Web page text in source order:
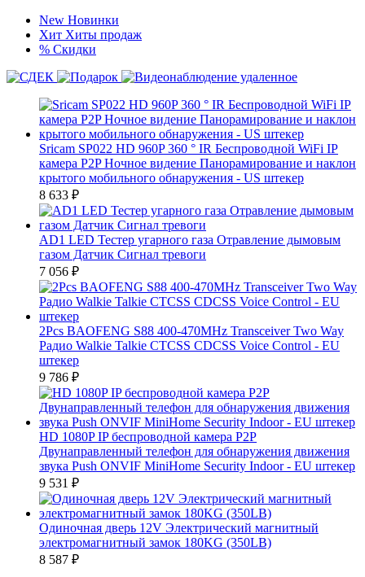
New Новинки
Хит Хиты продаж
% Скидки
Sricam SP022 HD 960P 360 ° IR Беспроводной WiFi IP
камера P2P Ночное видение Панорамирование и наклон
крытого мобильного обнаружения - US штекер
8 633 ₽
AD1 LED Тестер угарного газа Отравление дымовым
газом Датчик Сигнал тревоги
7 056 ₽
2Pcs BAOFENG S88 400-470MHz Transceiver Two Way
Радио Walkie Talkie CTCSS CDCSS Voice Control - EU
штекер
9 786 ₽
HD 1080P IP беспроводной камера P2P
Двунаправленный телефон для обнаружения движения
звука Push ONVIF MiniHome Security Indoor - EU штекер
9 531 ₽
Одиночная дверь 12V Электрический магнитный
электромагнитный замок 180KG (350LB)
8 587 ₽